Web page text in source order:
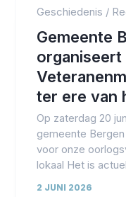
Geschiedenis /
Gemeente
organiseert
ter ere van
Op zaterdag 20
gemeente
voor onze
lokaal Het is
2 JUNI 2026